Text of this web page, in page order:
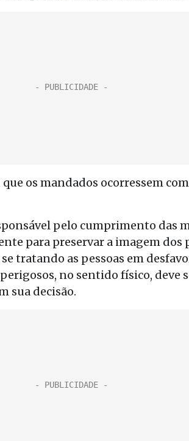
os mandados ocorressem
pelo cumprimento das
para preservar a imagem dos
tratando as pessoas em
no sentido físico, deve
sua decisão.